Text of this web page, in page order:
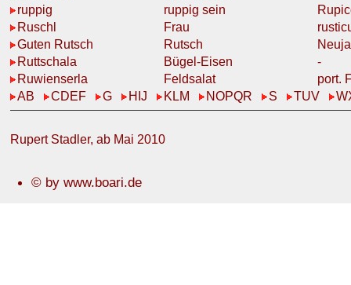
ruppig
ruppig sein
Ruschl
Frau
Guten Rutsch
Rutsch
Ruttschala
Bügel-Eisen
-
Ruwienserla
Feldsalat
port.
AB
CDEF G HIJ KLM NOPQR S TUV
Rupert Stadler, ab Mai 2010
© by www.boari.de